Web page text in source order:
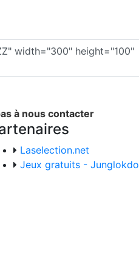
à nous contacter
Laselection.net
Jeux gratuits - Junglokdo